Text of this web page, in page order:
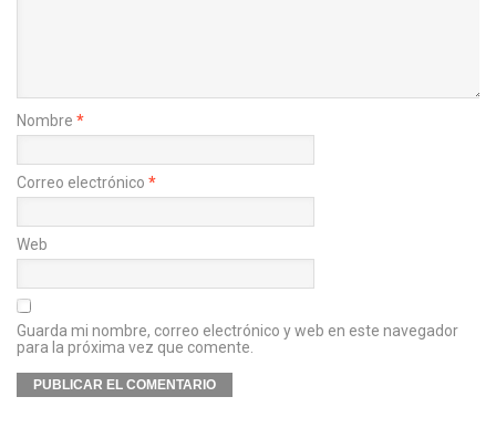
Nombre *
Correo electrónico *
Web
Guarda mi nombre, correo electrónico y web en este navegador
para la próxima vez que comente.